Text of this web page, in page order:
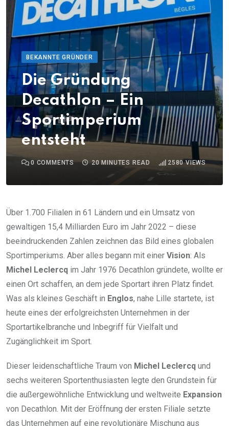
BEKANNTE GRÜNDER
Die Gründung
Decathlon – Ein
Sportimperium
entsteht
0 COMMENTS 20 MINUTES READ 2580VIEWS
Über 1.700 Filialen in 61 Ländern und ein Umsatz von
gewaltigen 15,4 Milliarden Euro im Jahr 2022 – diese
beeindruckenden Zahlen zeichnen das Bild eines globalen
Sportimperiums. Aber alles begann mit einer Vision: Als
Michel Leclercq im Jahr 1976 Decathlon gründete, wollte er
einen Ort schaffen, an dem jede Sportart ihren Platz findet.
Was als kleines Geschäft in Englos, nahe Lille startete, ist
heute eines der erfolgreichsten Unternehmen in der
Sportartikelbranche und Inbegriff für Vielfalt und
Zugänglichkeit im Sport.
Dieser leidenschaftliche Traum von Michel Leclercq und
sechs weiteren Sportenthusiasten legte den Grundstein für
die außergewöhnliche Entwicklung und weltweite Expansion
von Decathlon. Mit der Eröffnung der ersten Filiale setzte
das Unternehmen auf eine revolutionäre Mischung aus